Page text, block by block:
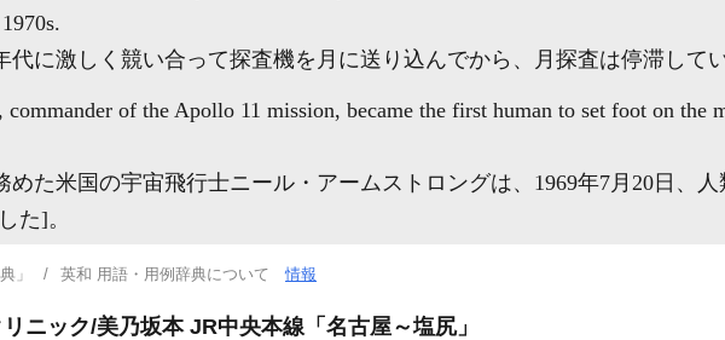
代に激しく競い合って探査機を月に送り込んでから、月探査は停滞してい
of the Apollo 11 mission, became the first human to set foot on the
めた米国の宇宙飛行士ニール・アームストロングは、1969年7月20日、人
た]。
」 英和 用語・用例辞典について情報
ニック/美乃坂本 JR中央本線「名古屋～塩尻」